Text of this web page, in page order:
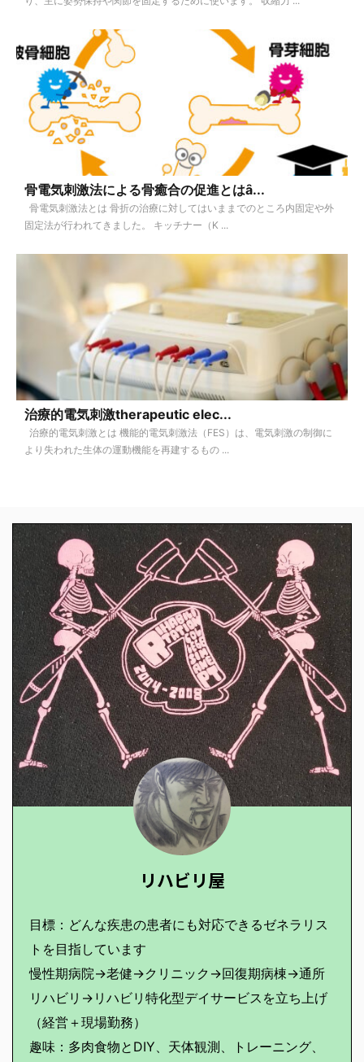
骨電気刺激法による骨癒合の促進とはȃ...
骨電気刺激法とは 骨折の治療に対してはいままでのところ内固定や外
固定法が行われてきました。 キッチナー（K ...
治療的電気刺激therapeutic elec...
治療的電気刺激とは 機能的電気刺激法（FES）は、電気刺激の制御に
より失われた生体の運動機能を再建するもの ...
リハビリ屋
目標：どんな疾患の患者にも対応できるゼネラリス
トを目指しています
慢性期病院→老健→クリニック→回復期病棟→通所
リハビリ→リハビリ特化型デイサービスを立ち上げ
（経営＋現場勤務）
趣味：多肉食物とDIY、天体観測、トレーニング、